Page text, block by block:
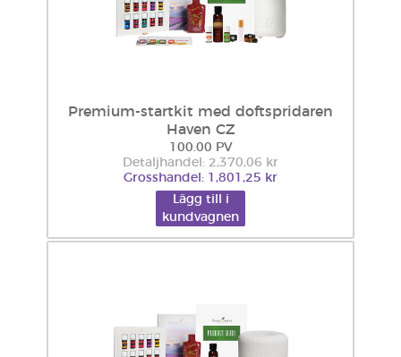
Premium-startkit med doftspridaren
Haven CZ
100.00 PV
Detaljhandel: 2,370,06 kr
Grosshandel: 1,801,25 kr
Lägg till i
kundvagnen